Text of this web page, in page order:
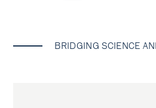
BRIDGING SCIENCE